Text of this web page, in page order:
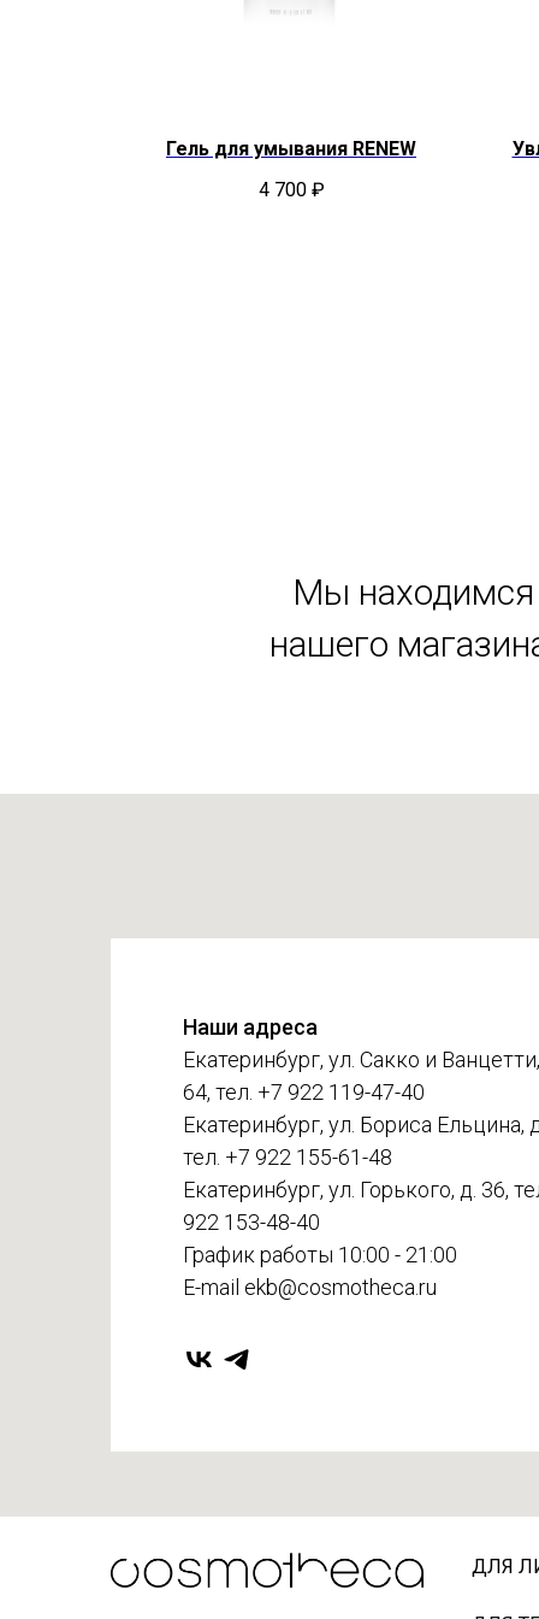
Гель для умывания RENEW
4 700 ₽
Мы находимся
нашего
Наши адреса
Екатеринбург, ул. Сакко и
64, тел. +7 922 119-47-40
Екатеринбург, ул. Бориса Ельцина,
тел. +7 922 155-61-48
Екатеринбург, ул. Горького, д. 36,
922 153-48-40
График работы 10:00 - 21:00
E-mail ekb@cosmotheca.ru
ДЛЯ